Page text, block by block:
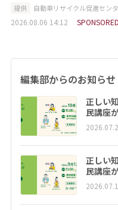
提供 自動車リサイクル促進セン
2026.08.06 14:12 SPONSORED
編集部からのお知らせ
正しい
民講座
正しい
民講座